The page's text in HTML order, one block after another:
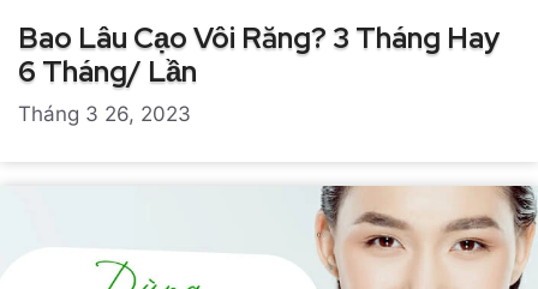
Bao Lâu Cạo Vôi Răng? 3 Tháng Hay
6 Tháng/ Lần
Tháng 3 26, 2023